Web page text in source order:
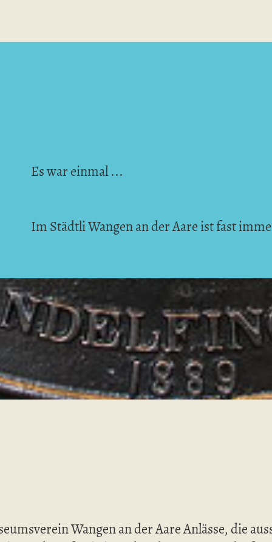
Es war einmal ...
Im Städtli Wangen an der Aare ist fast
Wangen an der Aare Anlässe, die